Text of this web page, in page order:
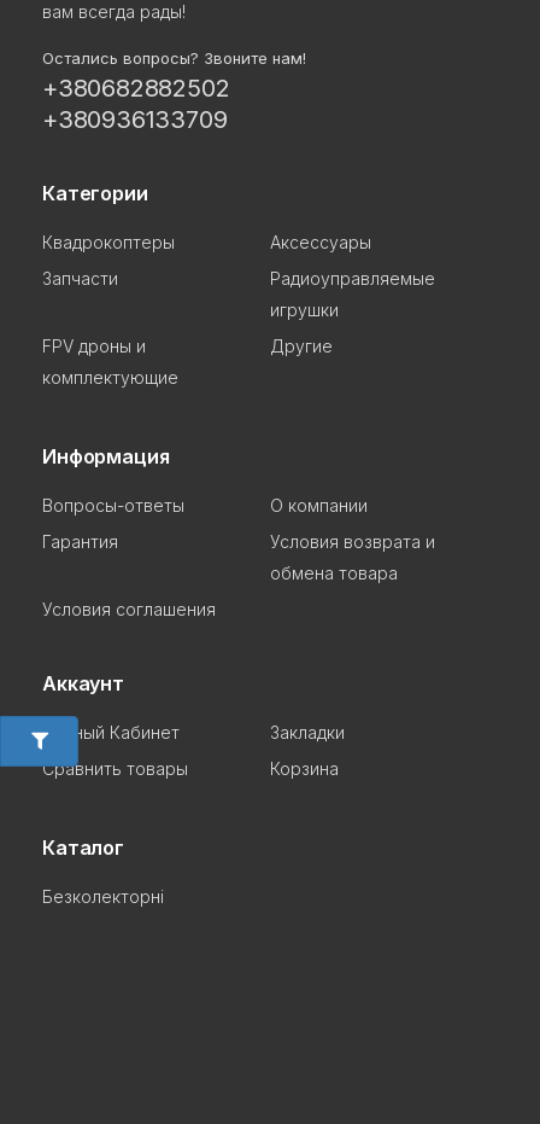
вам всегда рады!
Остались вопросы? Звоните нам!
+380682882502
+380936133709
Категории
Квадрокоптеры
Аксессуары
Запчасти
Радиоуправляемые
игрушки
FPV дроны и
комплектующие
Другие
Информация
Вопросы-ответы
О компании
Гарантия
Условия возврата и
обмена товара
Условия соглашения
Аккаунт
Личный Кабинет
Закладки
Сравнить товары
Корзина
Каталог
Безколекторні